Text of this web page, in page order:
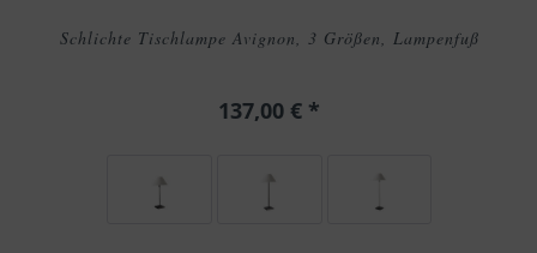
Schlichte Tischlampe Avignon, 3 Größen, Lampenfuß
137,00 € *